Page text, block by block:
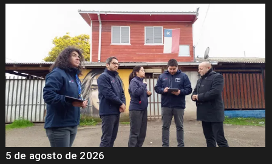
5 de agosto de 2026